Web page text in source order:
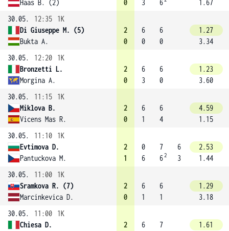
Haas B. (2) 0 3 6
1.67
30.05.
12:35
1K
Di Giuseppe M. (5)
Bukta A.
2
0
6
0
6
0
1.27
3.34
30.05.
12:20
1K
Bronzetti L.
Morgina A.
2
0
6
3
6
0
1.23
3.60
30.05.
11:15
1K
Miklova B.
Vicens Mas R.
2
0
6
1
6
4
4.59
1.15
30.05.
11:10
1K
Evtimova D.
Pantuckova M.
2
1
0
6
7
62
6
3
2.53
1.44
30.05.
11:00
1K
Sramkova R. (7)
Marcinkevica D.
2
0
6
1
6
1
1.29
3.18
30.05.
11:00
1K
Chiesa D.
2
6
7
1.61